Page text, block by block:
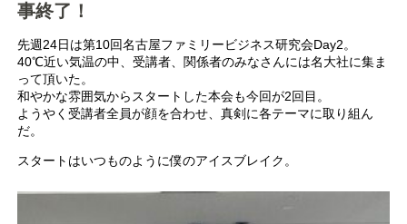
事終了！
先週24日は第10回名古屋ファミリービジネス研究会Day2。
40℃近い気温の中、受講者、関係者のみなさんには名大社に集ま
って頂いた。
和やかな雰囲気からスタートした本会も今回が2回目。
ようやく受講者全員が顔を合わせ、真剣に各テーマに取り組ん
だ。
スタートはいつものように僕のアイスブレイク。